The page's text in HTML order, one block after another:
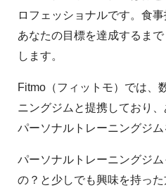
ロフェッショナルです。食
あなたの目標を達成するま
します。
Fitmo（フィットモ）では、
ニングジムと提携しており
パーソナルトレーニングジム
パーソナルトレーニングジ
の？と少しでも興味を持っ